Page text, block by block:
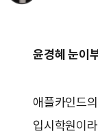
윤경혜 눈이
애플카인드
입시학원이